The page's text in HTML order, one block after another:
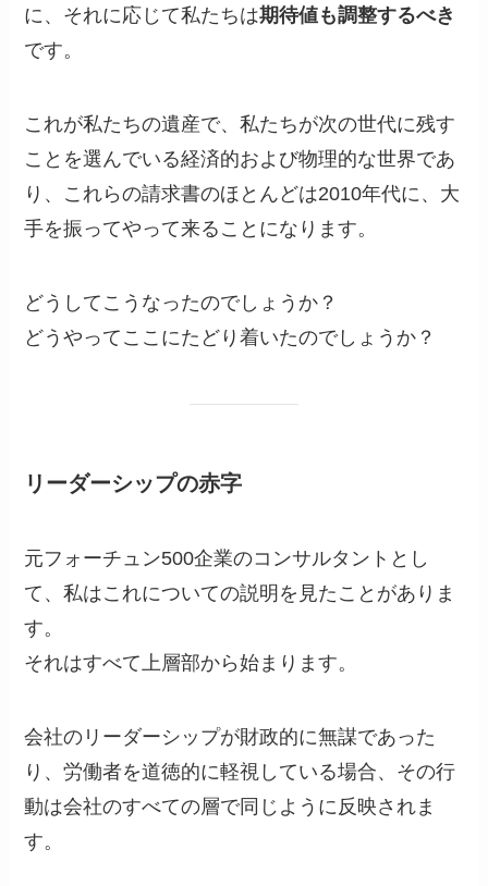
に、それに応じて私たちは期待値も調整するべき
です。
これが私たちの遺産で、私たちが次の世代に残す
ことを選んでいる経済的および物理的な世界であ
り、これらの請求書のほとんどは2010年代に、大
手を振ってやって来ることになります。
どうしてこうなったのでしょうか？
どうやってここにたどり着いたのでしょうか？
リーダーシップの赤字
元フォーチュン500企業のコンサルタントとし
て、私はこれについての説明を見たことがありま
す。
それはすべて上層部から始まります。
会社のリーダーシップが財政的に無謀であった
り、労働者を道徳的に軽視している場合、その行
動は会社のすべての層で同じように反映されま
す。